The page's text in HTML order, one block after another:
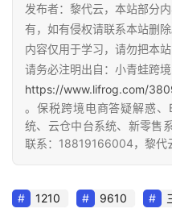
发布者：黎代云，本站部分
有，如有侵权请联系本站删
内容仅用于学习，请勿把本
请务必注明出自：小青蛙跨境
https://www.lifrog.com/
。保税跨境电商答疑解惑
统、云仓中台系统、新零售
联系：18819166004，黎代
1210 9610